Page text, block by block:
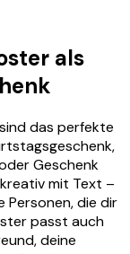
als
das perfekte
Geschenk
mit Text –
Personen, die dir
passt auch
deine